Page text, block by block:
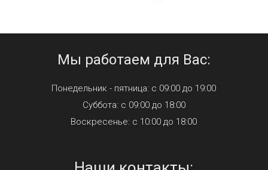
Мы работаем для Вас:
Понедельник - пятница: с 09:00 до 19:00
Суббота: с 09:00 до 18:00
Воскресенье: с 10:00 до 18:00